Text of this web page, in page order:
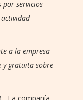
por servicios
a la empresa
y gratuita sobre